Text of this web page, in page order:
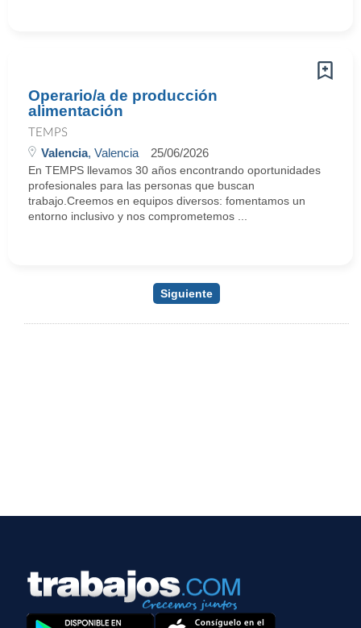
Operario/a de producción
alimentación
TEMPS
Valencia, Valencia 25/06/2026
En TEMPS llevamos 30 años encontrando oportunidades
profesionales para las personas que buscan
trabajo.Creemos en equipos diversos: fomentamos un
entorno inclusivo y nos comprometemos ...
Siguiente